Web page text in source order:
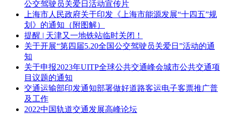
公交驾驶员关爱日活动宣传片
上海市人民政府关于印发《上海市能源发展“十四五”规
划》的通知（附图解）
提醒 | 天津又一地铁站临时关闭！
关于开展“第四届5.20全国公交驾驶员关爱日”活动的通
知
关于申报2023年UITP全球公共交通峰会城市公共交通项
目议题的通知
交通运输部印发通知部署做好道路客运电子客票推广普
及工作
2022中国轨道交通发展高峰论坛